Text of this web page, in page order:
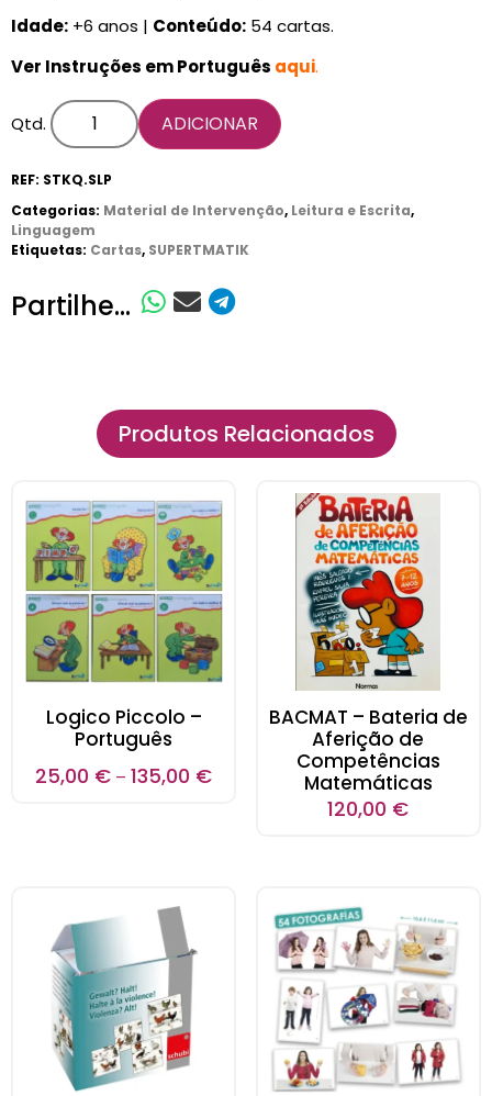
Idade: +6 anos | Conteúdo: 54 cartas.
Ver Instruções em Português aqui.
Qtd. ADICIONAR
REF: STKQ.SLP
Categorias: Material de Intervenção, Leitura e Escrita,
Linguagem
Etiquetas: Cartas, SUPERTMATIK
Partilhe...
Produtos Relacionados
Logico Piccolo –
Português
25,00 € – 135,00 €
BACMAT – Bateria de
Aferição de
Competências
Matemáticas
120,00 €